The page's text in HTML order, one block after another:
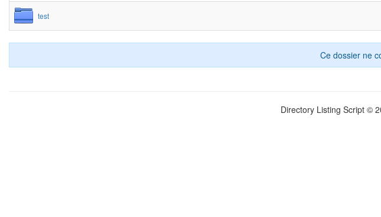
test
Ce dossier ne
Directory Listing Script ©